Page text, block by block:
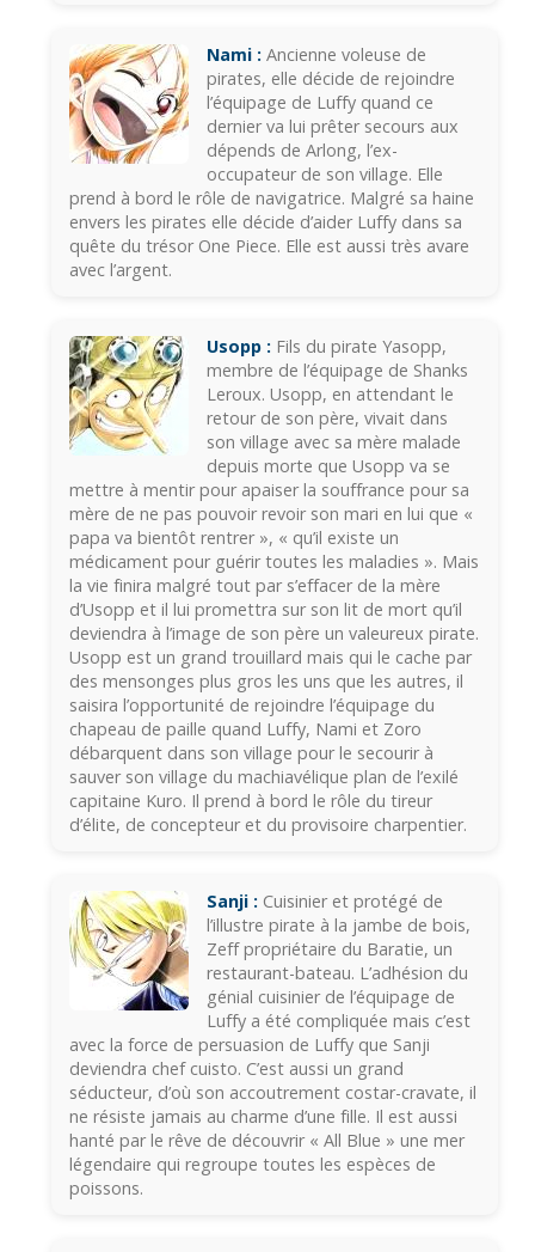
Nami : Ancienne voleuse de
pirates, elle décide de rejoindre
l’équipage de Luffy quand ce
dernier va lui prêter secours aux
dépends de Arlong, l’ex-
occupateur de son village. Elle
prend à bord le rôle de navigatrice. Malgré sa haine
envers les pirates elle décide d’aider Luffy dans sa
quête du trésor One Piece. Elle est aussi très avare
avec l’argent.
Usopp : Fils du pirate Yasopp,
membre de l’équipage de Shanks
Leroux. Usopp, en attendant le
retour de son père, vivait dans
son village avec sa mère malade
depuis morte que Usopp va se
mettre à mentir pour apaiser la souffrance pour sa
mère de ne pas pouvoir revoir son mari en lui que «
papa va bientôt rentrer », « qu’il existe un
médicament pour guérir toutes les maladies ». Mais
la vie finira malgré tout par s’effacer de la mère
d’Usopp et il lui promettra sur son lit de mort qu’il
deviendra à l’image de son père un valeureux pirate.
Usopp est un grand trouillard mais qui le cache par
des mensonges plus gros les uns que les autres, il
saisira l’opportunité de rejoindre l’équipage du
chapeau de paille quand Luffy, Nami et Zoro
débarquent dans son village pour le secourir à
sauver son village du machiavélique plan de l’exilé
capitaine Kuro. Il prend à bord le rôle du tireur
d’élite, de concepteur et du provisoire charpentier.
Sanji : Cuisinier et protégé de
l’illustre pirate à la jambe de bois,
Zeff propriétaire du Baratie, un
restaurant-bateau. L’adhésion du
génial cuisinier de l’équipage de
Luffy a été compliquée mais c’est
avec la force de persuasion de Luffy que Sanji
deviendra chef cuisto. C’est aussi un grand
séducteur, d’où son accoutrement costar-cravate, il
ne résiste jamais au charme d’une fille. Il est aussi
hanté par le rêve de découvrir « All Blue » une mer
légendaire qui regroupe toutes les espèces de
poissons.